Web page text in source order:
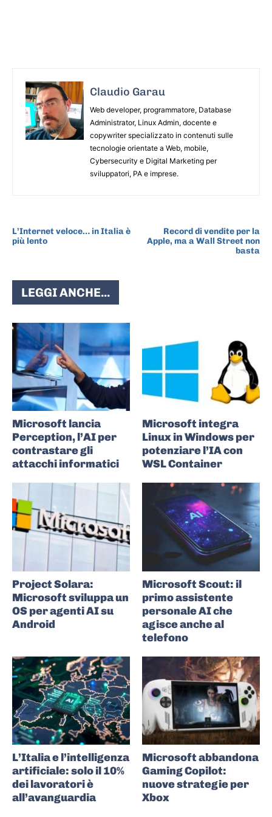
Claudio Garau
Web developer, programmatore, Database
Administrator, Linux Admin, docente e
copywriter specializzato in contenuti sulle
tecnologie orientate a Web, mobile,
Cybersecurity e Digital Marketing per
sviluppatori, PA e imprese.
L’Internet veloce… in Italia è
più lento
Record di vendite per la
Apple, ma a Wall Street non
basta
LEGGI ANCHE...
Microsoft lancia
Perception, l’AI per
contrastare gli
attacchi informatici
Microsoft integra
Linux in Windows per
potenziare l’IA con
WSL Container
Project Solara:
Microsoft sviluppa un
OS per agenti AI su
Android
Microsoft Scout: il
primo assistente
personale AI che
agisce anche al
telefono
L’Italia e l’intelligenza
artificiale: solo il 10%
dei lavoratori è
all’avanguardia
Microsoft abbandona
Gaming Copilot:
nuove strategie per
Xbox